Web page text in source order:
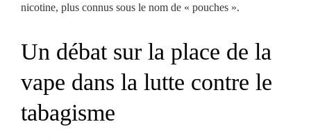
nicotine, plus connus sous le nom de « pouches ».
Un débat sur la place de la
vape dans la lutte contre le
tabagisme